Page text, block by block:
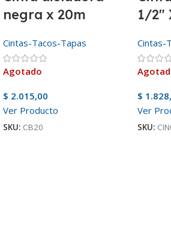
negra x 20m
Cintas-Tacos-Tapas
Agotado
$ 2.015,00
Ver Producto
SKU: CB20
1/2″
Cintas-
$
Ver
SKU: